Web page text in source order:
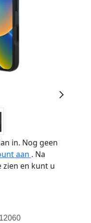
in. Nog geen
aan . Na
en kunt u